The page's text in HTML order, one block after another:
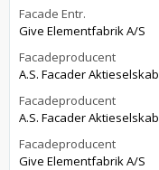
Facade Entr.
Give Elementfabrik A/S
Facadeproducent
A.S. Facader Aktieselskab
Facadeproducent
A.S. Facader Aktieselskab
Facadeproducent
Give Elementfabrik A/S